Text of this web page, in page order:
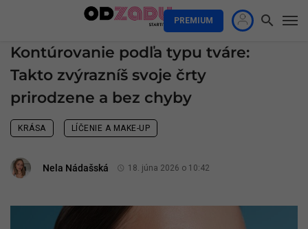
PREMIUM
Kontúrovanie podľa typu tváre:
Takto zvýrazníš svoje črty
prirodzene a bez chyby
KRÁSA LÍČENIE A MAKE-UP
Nela Nádašská 18. júna 2026 o 10:42